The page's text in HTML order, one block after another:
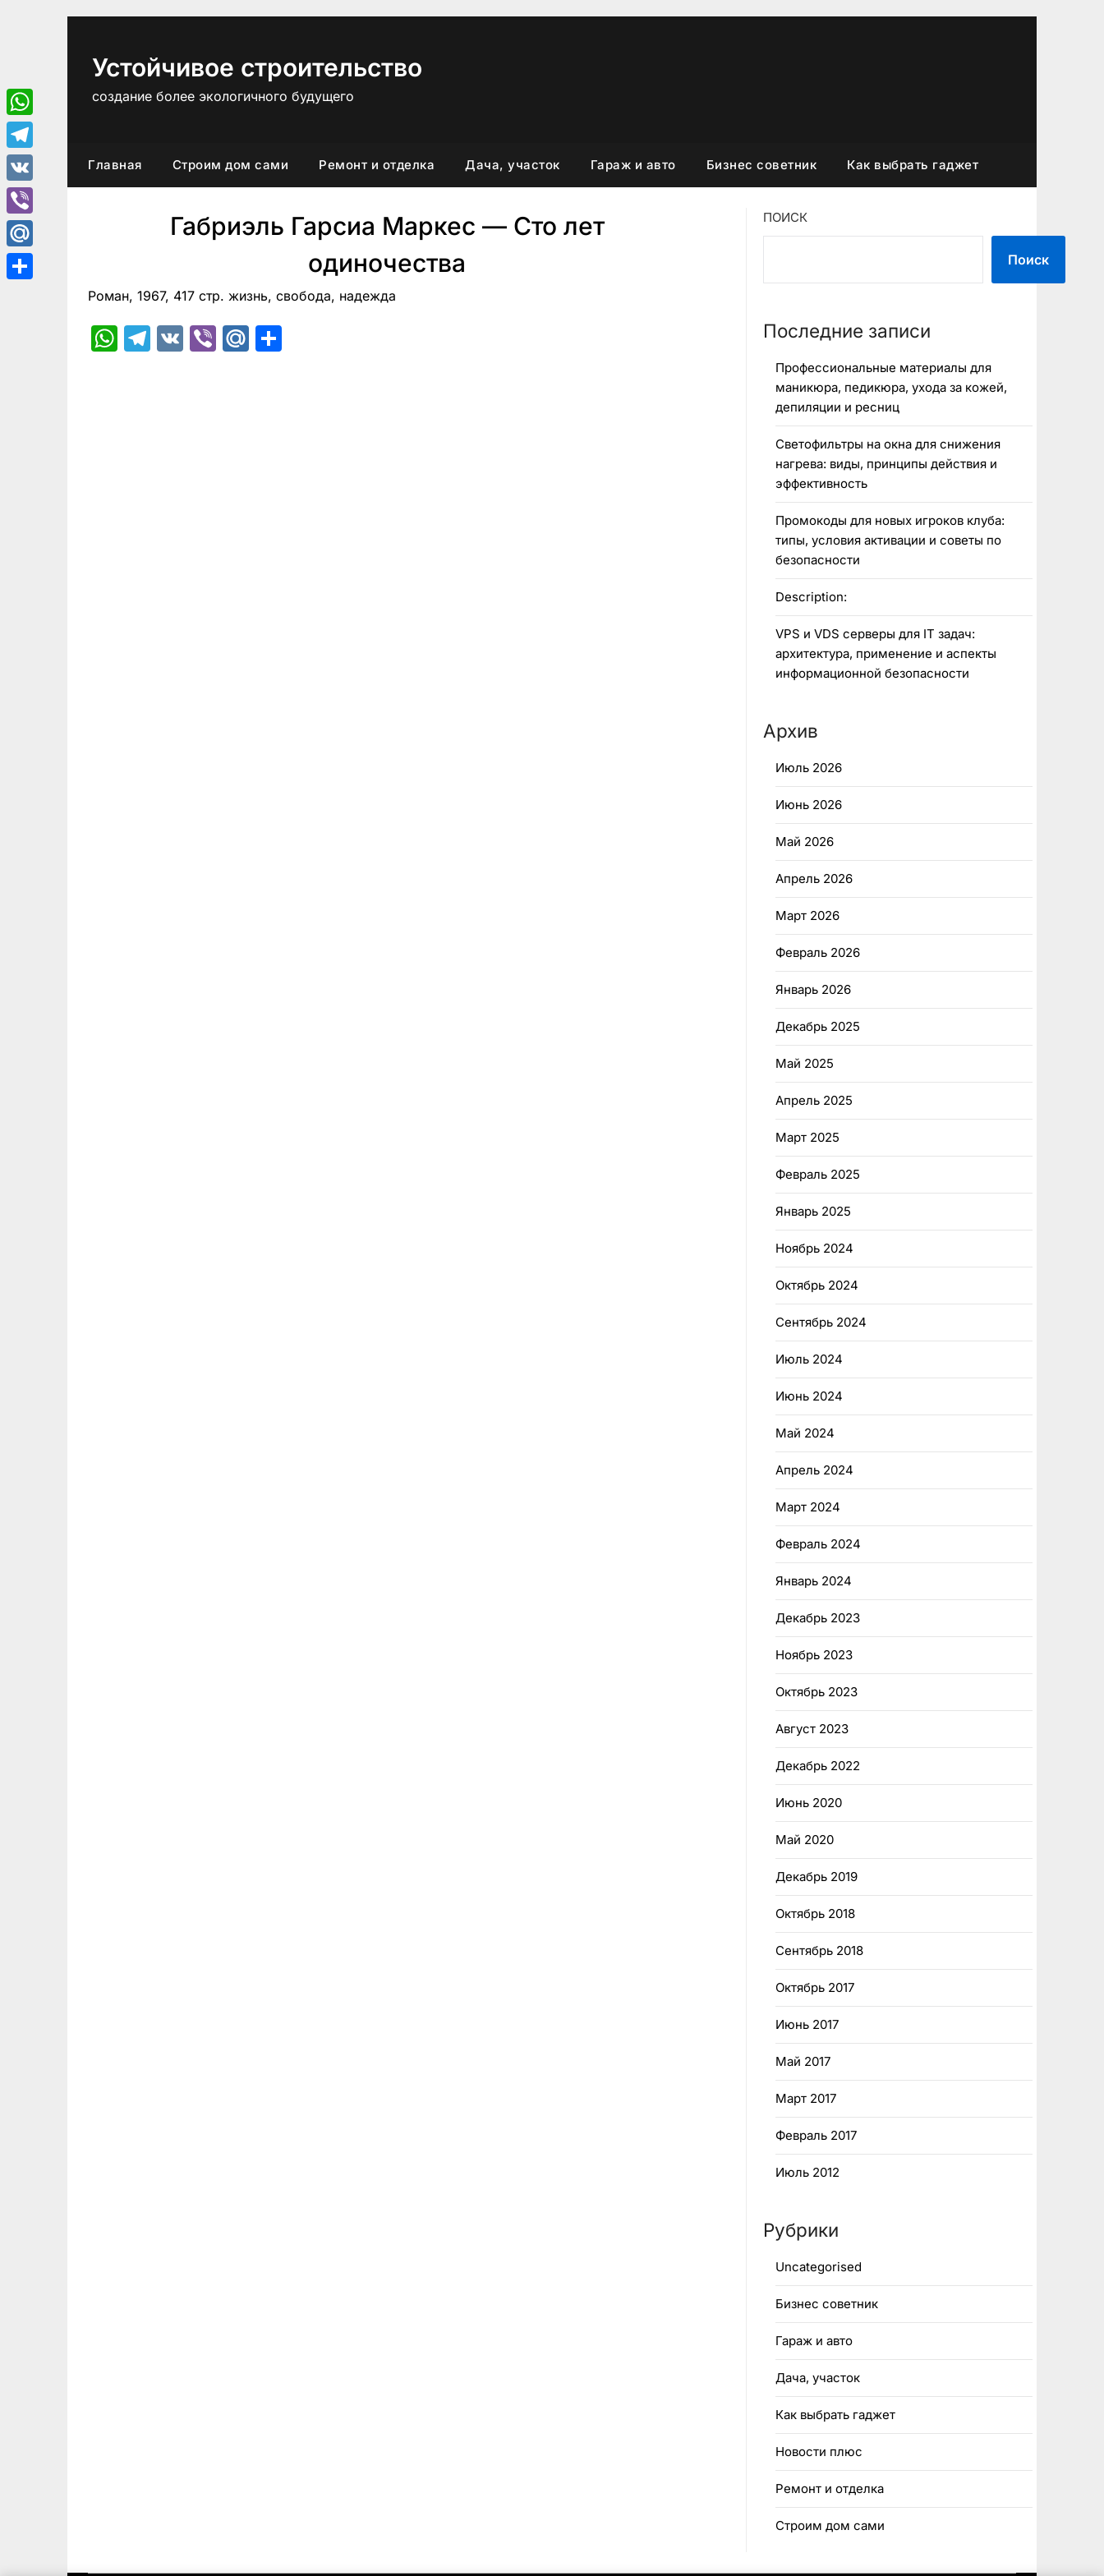
Устойчивое строительство
создание более экологичного будущего
Главная Строим дом сами Ремонт и отделка Дача, участок Гараж и авто Бизнес советник Как выбрать гаджет
Габриэль Гарсиа Маркес — Сто лет
одиночества
Роман, 1967, 417 стр. жизнь, свобода, надежда
WhatsApp
Telegram
VK ViberMail.Ru
ПОИСК
Поиск
Последние записи
Профессиональные материалы для
маникюра, педикюра, ухода за кожей,
депиляции и ресниц
Светофильтры на окна для снижения
нагрева: виды, принципы действия и
эффективность
Промокоды для новых игроков клуба:
типы, условия активации и советы по
безопасности
Description:
VPS и VDS серверы для IT задач:
архитектура, применение и аспекты
информационной безопасности
Архив
Июль 2026
Июнь 2026
Май 2026
Апрель 2026
Март 2026
Февраль 2026
Январь 2026
Декабрь 2025
Май 2025
Апрель 2025
Март 2025
Февраль 2025
Январь 2025
Ноябрь 2024
Октябрь 2024
Сентябрь 2024
Июль 2024
Июнь 2024
Май 2024
Апрель 2024
Март 2024
Февраль 2024
Январь 2024
Декабрь 2023
Ноябрь 2023
Октябрь 2023
Август 2023
Декабрь 2022
Июнь 2020
Май 2020
Декабрь 2019
Октябрь 2018
Сентябрь 2018
Октябрь 2017
Июнь 2017
Май 2017
Март 2017
Февраль 2017
Июль 2012
Рубрики
Uncategorised
Бизнес советник
Гараж и авто
Дача, участок
Как выбрать гаджет
Новости плюс
Ремонт и отделка
Строим дом сами
WhatsApp
Telegram
VK
Viber
Mail.Ru